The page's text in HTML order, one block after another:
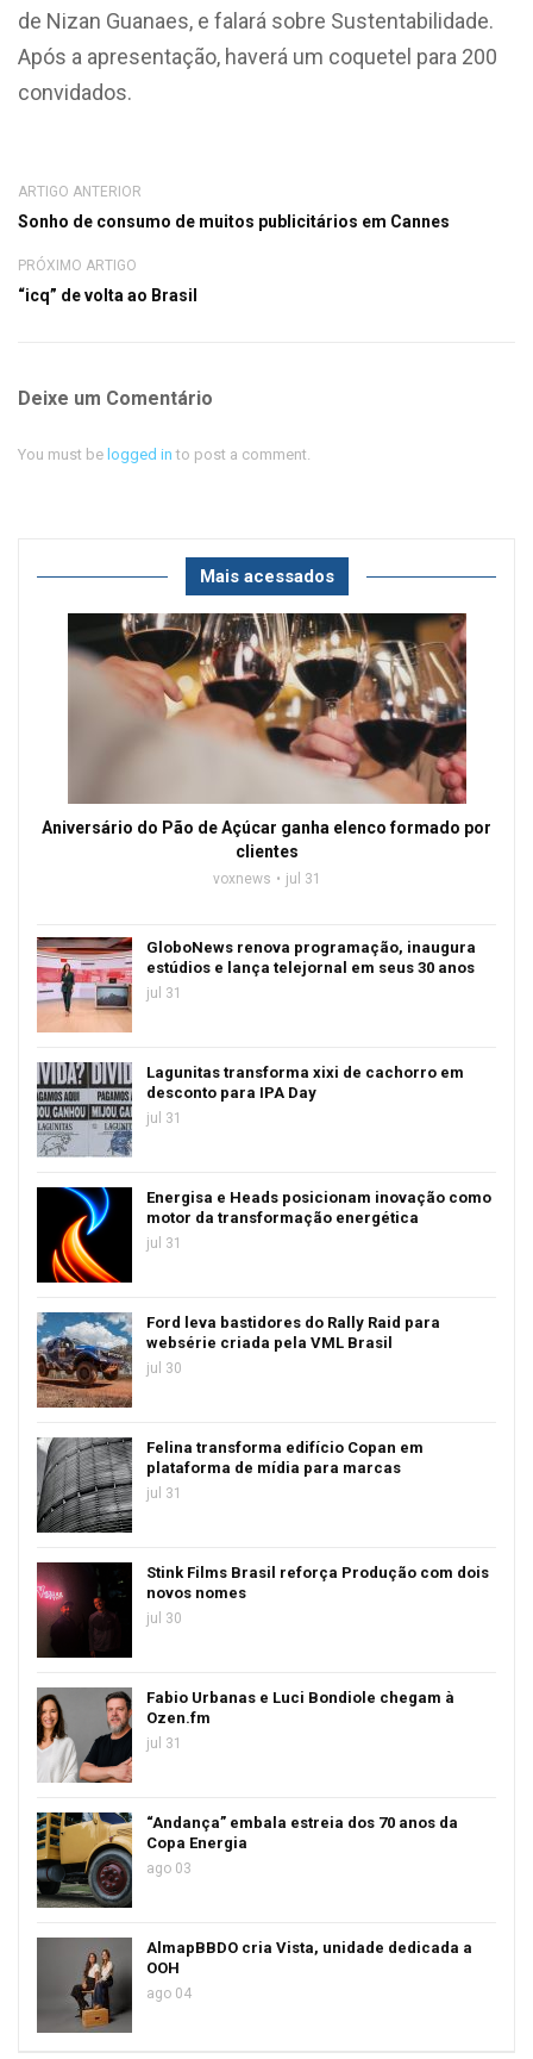
de Nizan Guanaes, e falará sobre Sustentabilidade.
Após a apresentação, haverá um coquetel para 200
convidados.
ARTIGO ANTERIOR
Sonho de consumo de muitos publicitários em Cannes
PRÓXIMO ARTIGO
“icq” de volta ao Brasil
Deixe um Comentário
You must be logged in to post a comment.
Mais acessados
Aniversário do Pão de Açúcar ganha elenco formado por
clientes
voxnews jul 31
GloboNews renova programação, inaugura
estúdios e lança telejornal em seus 30 anos
jul 31
Lagunitas transforma xixi de cachorro em
desconto para IPA Day
jul 31
Energisa e Heads posicionam inovação como
motor da transformação energética
jul 31
Ford leva bastidores do Rally Raid para
websérie criada pela VML Brasil
jul 30
Felina transforma edifício Copan em
plataforma de mídia para marcas
jul 31
Stink Films Brasil reforça Produção com dois
novos nomes
jul 30
Fabio Urbanas e Luci Bondiole chegam à
Ozen.fm
jul 31
“Andança” embala estreia dos 70 anos da
Copa Energia
ago 03
AlmapBBDO cria Vista, unidade dedicada a
OOH
ago 04